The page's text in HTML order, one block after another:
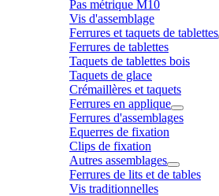
Pas métrique M10
Vis d'assemblage
Ferrures et taquets de tablettes
Ferrures de tablettes
Taquets de tablettes bois
Taquets de glace
Crémaillères et taquets
Ferrures en applique
Ferrures d'assemblages
Equerres de fixation
Clips de fixation
Autres assemblages
Ferrures de lits et de tables
Vis traditionnelles